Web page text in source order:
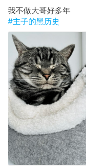
我不做大哥好多年
#主子的黑历史